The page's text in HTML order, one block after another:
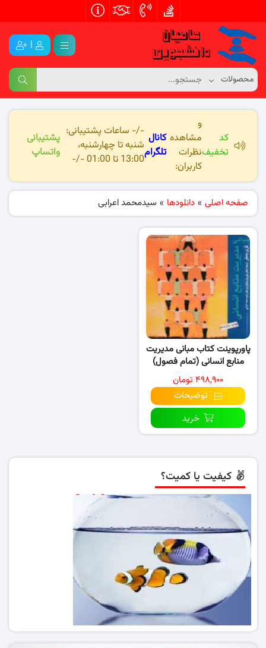
|
کد
تخفیف
و
مشاهده
نظرات
کاربران:
کانال
تلگرام
-/- ساعات پشتیبانی:
شنبه تا چهارشنبه،
13:00 تا 01:00 -/-
پشتیبانی
واتساپ
صفحه اصلی » دانلودها » سیدمحمد اعرابی
پاورپوینت کتاب مبانی مدیریت
منابع انسانی (تمام فصول)
۴۹۸,۹۰۰ تومان
توضیحات
خرید
کیفیت یا کمیت؟